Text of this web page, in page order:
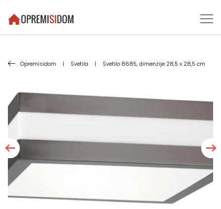
Opremisidom | Svetila | Svetilo 8685, dimenzije 28,5 x 28,5 cm